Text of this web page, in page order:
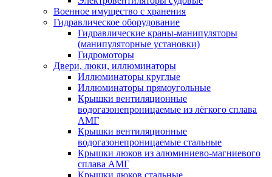
Военное имущество с хранения
Гидравлическое оборудование
Гидравлические краны-манипуляторы
(манипуляторные установки)
Гидромоторы
Двери, люки, иллюминаторы
Иллюминаторы круглые
Иллюминаторы прямоугольные
Крышки вентиляционные
водогазонепроницаемые из лёгкого сплава
АМГ
Крышки вентиляционные
водогазонепроницаемые стальные
Крышки люков из алюминиево-магниевого
сплава АМГ
Крышки люков стальные